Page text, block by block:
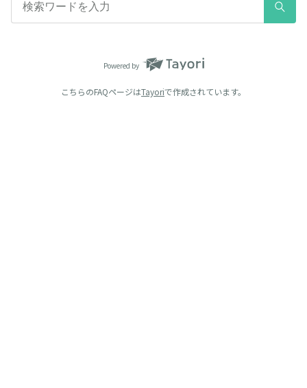
Powered by
こちらのFAQページはTayoriで作成されています。